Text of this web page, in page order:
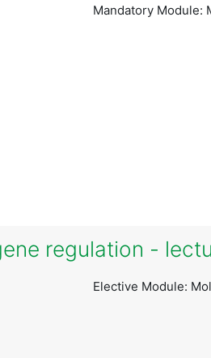
Mandatory Module:
regulation -
Elective Module: